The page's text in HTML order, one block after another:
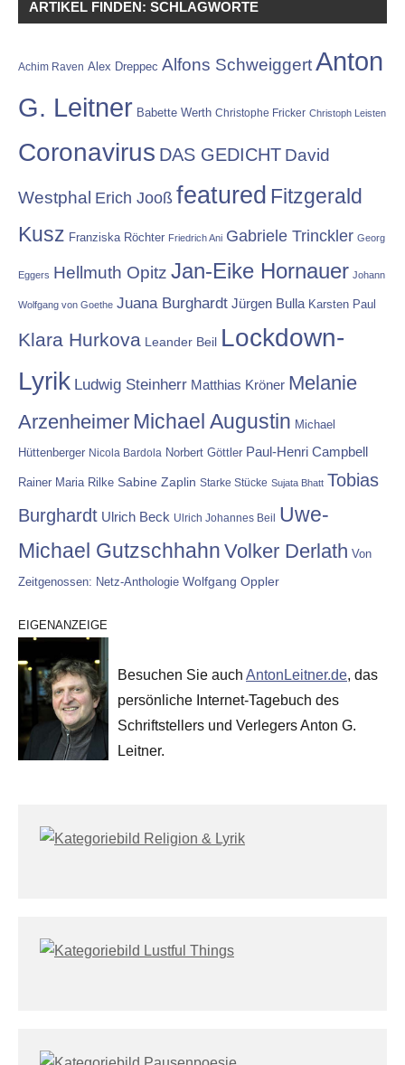
ARTIKEL FINDEN: SCHLAGWORTE
Achim Raven Alex Dreppec Alfons SchweiggertAnton
G. Leitner Babette Werth Christophe Fricker Christoph Leisten
Coronavirus DAS GEDICHT David
Westphal Erich Jooß featured Fitzgerald
Kusz Franziska Röchter Friedrich Ani Gabriele Trinckler Georg
Eggers Hellmuth Opitz Jan-Eike Hornauer Johann
Wolfgang von Goethe Juana Burghardt Jürgen Bulla Karsten Paul
Klara Hurkova Leander Beil Lockdown-
Lyrik Ludwig Steinherr Matthias Kröner Melanie
Arzenheimer Michael Augustin Michael
Hüttenberger Nicola Bardola Norbert Göttler Paul-Henri Campbell
Rainer Maria Rilke Sabine Zaplin Starke Stücke Sujata Bhatt Tobias
Burghardt Ulrich Beck Ulrich Johannes Beil Uwe-
Michael Gutzschhahn Volker Derlath Von
Zeitgenossen: Netz-Anthologie Wolfgang Oppler
EIGENANZEIGE
Besuchen Sie auch AntonLeitner.de, das
persönliche Internet-Tagebuch des
Schriftstellers und Verlegers Anton G.
Leitner.